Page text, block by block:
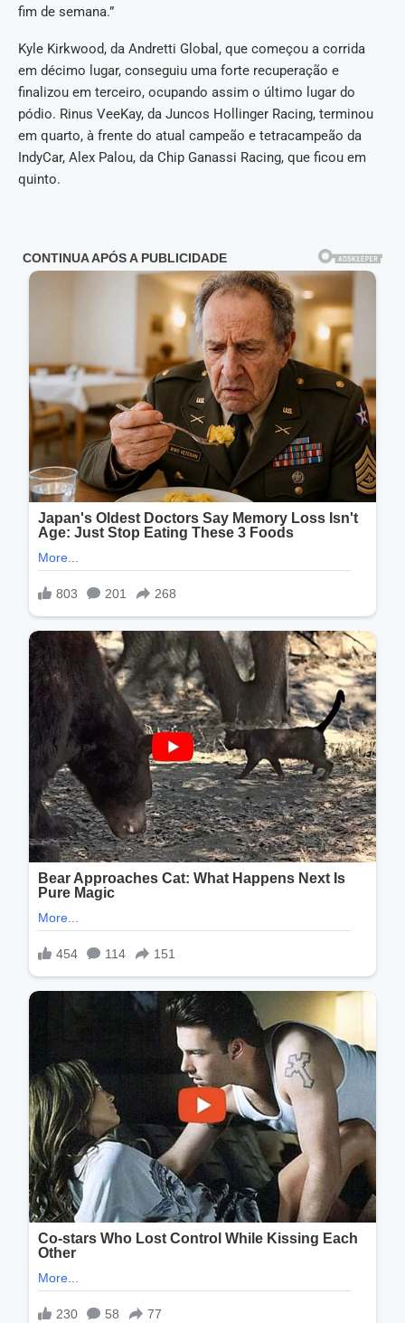
fim de semana.”
Kyle Kirkwood, da Andretti Global, que começou a corrida
em décimo lugar, conseguiu uma forte recuperação e
finalizou em terceiro, ocupando assim o último lugar do
pódio. Rinus VeeKay, da Juncos Hollinger Racing, terminou
em quarto, à frente do atual campeão e tetracampeão da
IndyCar, Alex Palou, da Chip Ganassi Racing, que ficou em
quinto.